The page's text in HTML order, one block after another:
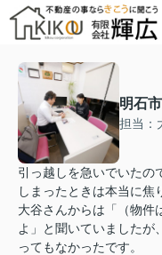
明石
担当：
引っ越しを急いでいたの
しまったときは本当に焦
大谷さんからは「（物件
よ」と聞いていましたが
ってもなかったです。